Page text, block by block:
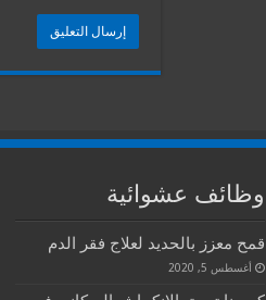
وظائف عشوائية
قمح معزز بالحديد لعلاج فقر الدم
أغسطس 5, 2020